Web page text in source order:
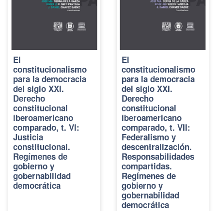
El
constitucionalismo
para la democracia
del siglo XXI.
Derecho
constitucional
iberoamericano
comparado, t. VI:
Justicia
constitucional.
Regímenes de
gobierno y
gobernabilidad
democrática
El
constitucionalismo
para la democracia
del siglo XXI.
Derecho
constitucional
iberoamericano
comparado, t. VII:
Federalismo y
descentralización.
Responsabilidades
compartidas.
Regímenes de
gobierno y
gobernabilidad
democrática